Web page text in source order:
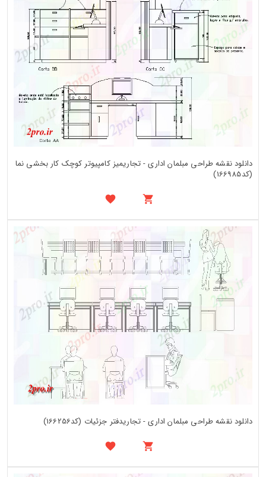
دانلود نقشه طراحی مبلمان اداری - تجاریمیز کامپیوتر کوچک کار بخشی نما
(کد166985)
دانلود نقشه طراحی مبلمان اداری - تجاریدفتر جزئیات (کد166256)